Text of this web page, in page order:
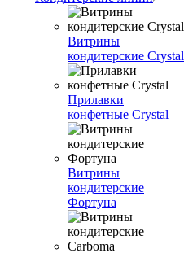
Витрины
кондитерские Crystal
Прилавки
конфетные Crystal
Витрины
кондитерские
Фортуна